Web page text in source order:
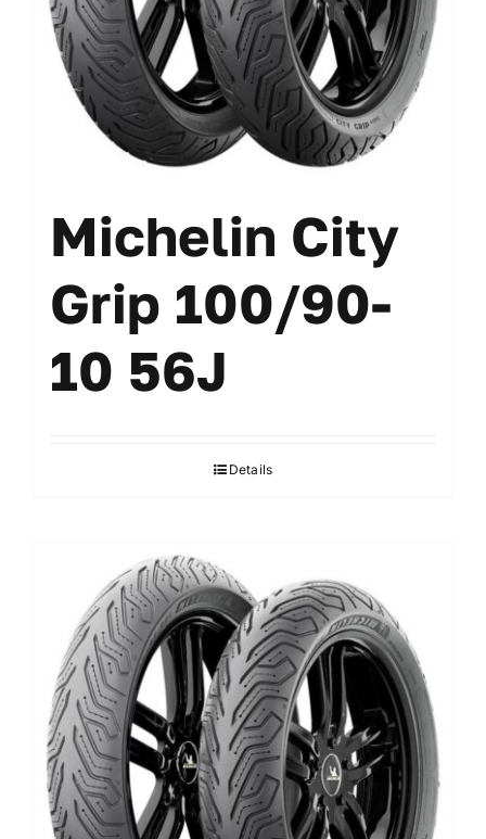
Michelin City
Grip 100/90-
10 56J
Details